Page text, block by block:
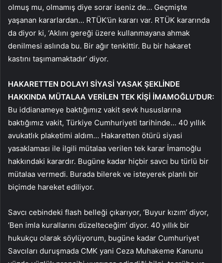
olmuş mu, olmamış diye sorar iseniz de… Geçmişte
yaşanan kararlardan… RTÜK’ün kararı var. RTÜK kararında
da diyor ki, ‘Aklını gereği üzere kullanmayana ahmak
denilmesi aslında bu. Bir ağır tenkittir. Bu bir hakaret
kastını taşımamaktadır’ diyor.
HAKARETTEN DOLAYI SİYASİ YASAK ŞEKLİNDE
HAKKINDA MÜTALAA VERİLEN TEK KİŞİ İMAMOĞLU’DUR:
Bu iddianameye baktığımız vakit sevk hususlarına
baktığımız vakit, Türkiye Cumhuriyeti tarihinde… 40 yıllık
avukatlık plaketimi aldım… Hakaretten ötürü siyasi
yasaklaması ile ilgili mütalaa verilen tek karar İmamoğlu
hakkındaki karardır. Bugüne kadar hiçbir savcı bu türlü bir
mütalaa vermedi. Burada bilerek ve isteyerek planlı bir
biçimde hareket ediliyor.
Savcı cebindeki flash belleği çıkarıyor, ‘Buyur kızım’ diyor,
‘Ben imla kurallarını düzelteceğim’ diyor. 40 yıllık bir
hukukçu olarak söylüyorum, bugüne kadar Cumhuriyet
Savcıları duruşmada CMK yani Ceza Muhakeme Kanunu